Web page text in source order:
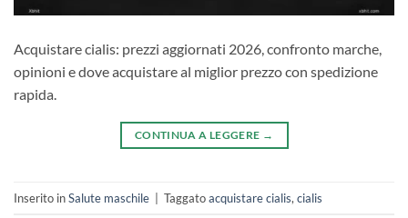
Acquistare cialis: prezzi aggiornati 2026, confronto marche,
opinioni e dove acquistare al miglior prezzo con spedizione
rapida.
CONTINUA A LEGGERE →
Inserito inSalute maschile Taggatoacquistare cialis, cialis